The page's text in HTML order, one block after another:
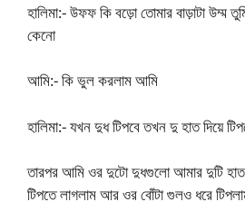
হালিমা:- উফফ কি বড়ো তোমার বাড়াটা উম্ম
কেনো
আমি:- কি ভুল করলাম আমি
হালিমা:- যখন দুধ টিপবে তখন দু হাত দিয়ে
তারপর আমি ওর দুটো দুধগুলো আমার দুটি হাত
টিপতে লাগলাম আর ওর বোঁটা গুলও ধরে